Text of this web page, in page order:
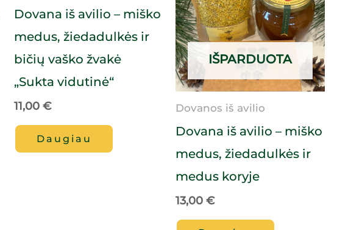
Dovana iš avilio – miško
medus, žiedadulkės ir
bičių vaško žvakė
„Sukta vidutinė“
11,00€
Daugiau
IŠPARDUOTA
Dovanos iš avilio
Dovana iš avilio – miško
medus, žiedadulkės ir
medus koryje
13,00€